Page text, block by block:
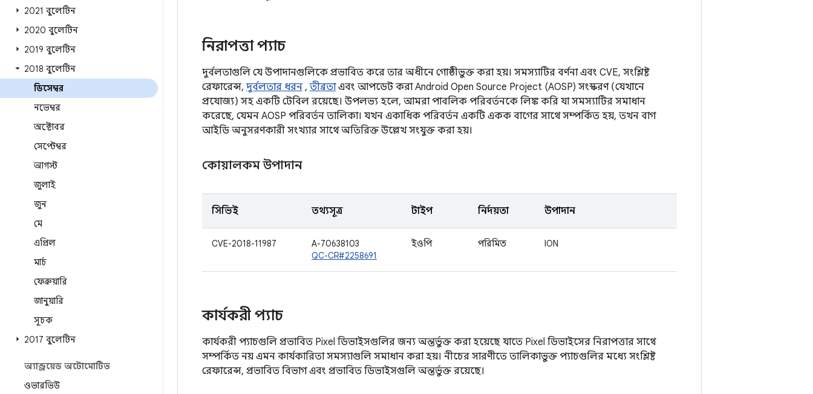
2021 বুলেটিন
2020 বুলেটিন
2019 বুলেটিন
2018 বুলেটিন
ডিসেম্বর
নভেম্বর
অক্টোবর
সেপ্টেম্বর
আগস্ট
জুলাই
জুন
মে
এপ্রিল
মার্চ
ফেব্রুয়ারি
জানুয়ারি
সূচক
2017 বুলেটিন
অ্যান্ড্রয়েড অটোমোটিভ
ওভারভিউ
নিরাপত্তা প্যাচ
দুর্বলতাগুলি যে উপাদানগুলিকে প্রভাবিত করে তার অধীনে গোষ্ঠীভুক্ত করা হয়। সমস্যাটির বর্ণনা এবং CVE, সংশ্লিষ্ট
রেফারেন্স, দুর্বলতার ধরন , তীব্রতাএবং আপডেট করা Android Open Source Project (AOSP) সংস্করণ (যেখানে
প্রযোজ্য) সহ একটি টেবিল রয়েছে। উপলভ্য হলে, আমরা পাবলিক পরিবর্তনকে লিঙ্ক করি যা সমস্যাটির সমাধান
করেছে, যেমন AOSP পরিবর্তন তালিকা। যখন একাধিক পরিবর্তন একটি একক বাগের সাথে সম্পর্কিত হয়, তখন বাগ
আইডি অনুসরণকারী সংখ্যার সাথে অতিরিক্ত উল্লেখ সংযুক্ত করা হয়।
কোয়ালকম উপাদান
সিভিই তথ্যসূত্র টাইপ নির্দয়তা উপাদান
CVE-2018-11987
A-70638103
QC-CR#2258691
ইওপি পরিমিত ION
কার্যকরী প্যাচ
কার্যকরী প্যাচগুলি প্রভাবিত Pixel ডিভাইসগুলির জন্য অন্তর্ভুক্ত করা হয়েছে যাতে Pixel ডিভাইসের নিরাপত্তার সাথে
সম্পর্কিত নয় এমন কার্যকারিতা সমস্যাগুলি সমাধান করা হয়। নীচের সারণীতে তালিকাভুক্ত প্যাচগুলির মধ্যে সংশ্লিষ্ট
রেফারেন্স, প্রভাবিত বিভাগ এবং প্রভাবিত ডিভাইসগুলি অন্তর্ভুক্ত রয়েছে।